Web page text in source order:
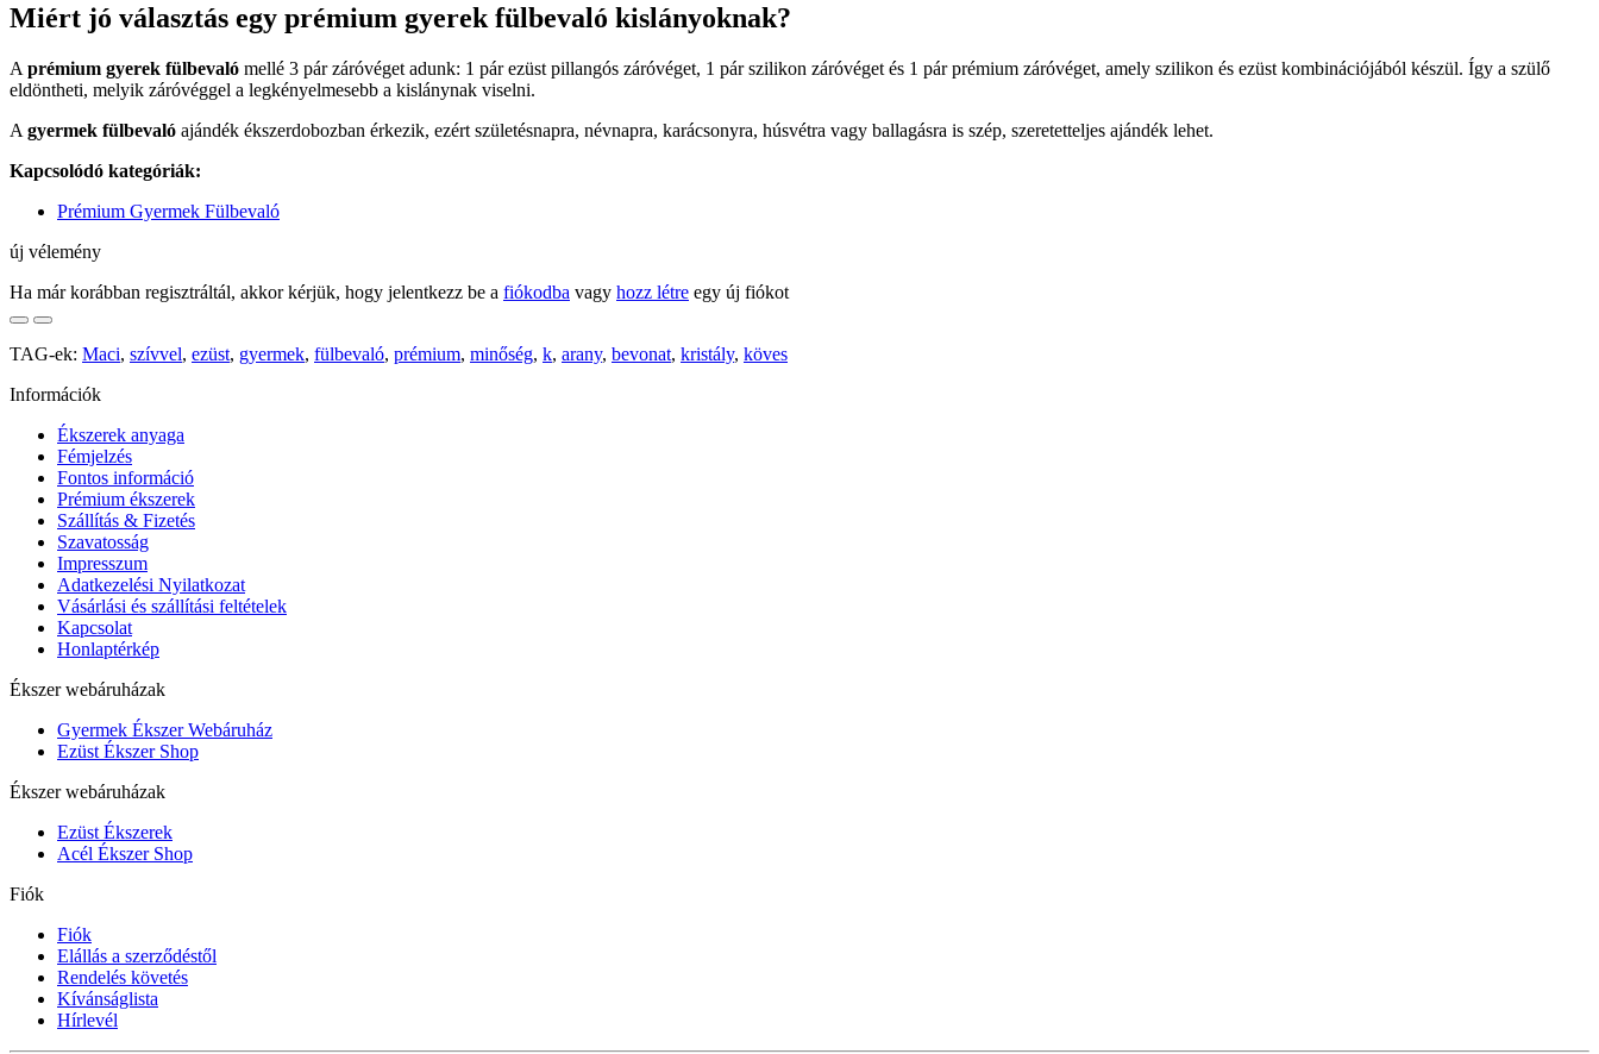
Miért jó választás egy prémium gyerek fülbevaló kislányoknak?
A prémium gyerek fülbevaló mellé 3 pár záróvéget adunk: 1 pár ezüst pillangós záróvéget, 1 pár szilikon záróvéget és 1 pár prémium záróvéget, amely szilikon és ezüst kombinációjából készül. Így a szülő
eldöntheti, melyik záróvéggel a legkényelmesebb a kislánynak viselni.
A gyermek fülbevaló ajándék ékszerdobozban érkezik, ezért születésnapra, névnapra, karácsonyra, húsvétra vagy ballagásra is szép, szeretetteljes ajándék lehet.
Kapcsolódó kategóriák:
Prémium Gyermek Fülbevaló
új vélemény
Ha már korábban regisztráltál, akkor kérjük, hogy jelentkezz be a fiókodba vagy hozz létre egy új fiókot
TAG-ek: Maci, szívvel, ezüst, gyermek, fülbevaló, prémium, minőség, k, arany, bevonat, kristály, köves
Információk
Ékszerek anyaga
Fémjelzés
Fontos információ
Prémium ékszerek
Szállítás & Fizetés
Szavatosság
Impresszum
Adatkezelési Nyilatkozat
Vásárlási és szállítási feltételek
Kapcsolat
Honlaptérkép
Ékszer webáruházak
Gyermek Ékszer Webáruház
Ezüst Ékszer Shop
Ékszer webáruházak
Ezüst Ékszerek
Acél Ékszer Shop
Fiók
Fiók
Elállás a szerződéstől
Rendelés követés
Kívánságlista
Hírlevél